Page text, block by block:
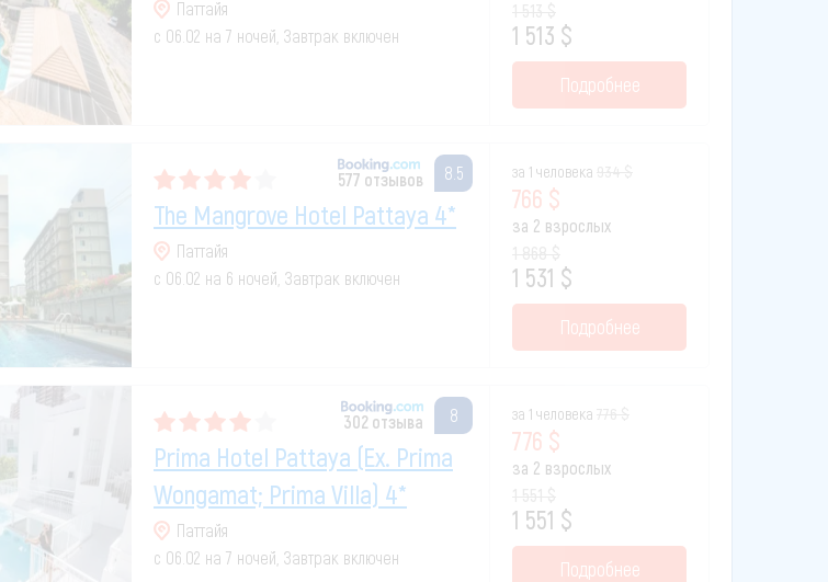
Паттайя
с 06.02 на 7 ночей, Завтрак включен
1 513 $
Подробнее
577 отзывов 8.5
The Mangrove Hotel Pattaya 4*
Паттайя
с 06.02 на 6 ночей, Завтрак включен
за 1 человека
766 $
за 2 взрослых
1 531 $
Подробнее
302 отзыва 8
Prima Hotel Pattaya (ex. Prima
Wongamat; Prima Villa) 4*
Паттайя
с 06.02 на 7 ночей, Завтрак включен
за 1 человека
776 $
за 2 взрослых
1 551 $
Подробнее